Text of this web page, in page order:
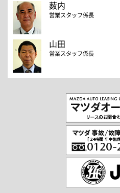
薮内
営業スタッフ係長
山田
営業スタッフ係長